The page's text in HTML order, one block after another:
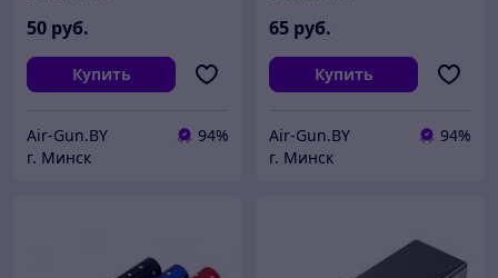
50 руб.
Купить
Air-Gun.BY
94%
г. Минск
65 руб.
Купить
Air-Gun.BY
94%
г. Минск